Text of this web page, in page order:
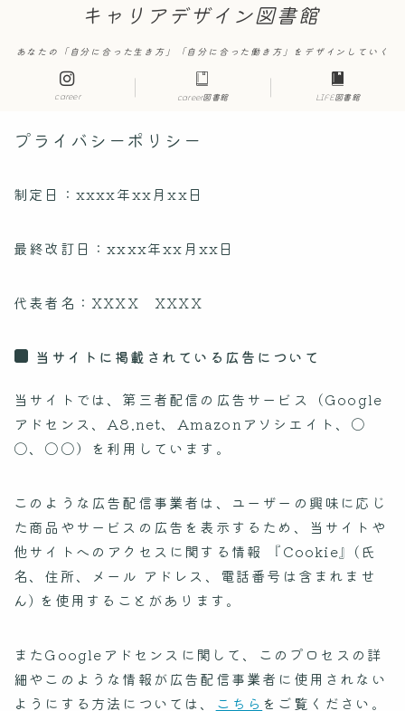
キャリアデザイン図書館
あなたの「自分に合った生き方」「自分に合った働き方」をデザインしていく
career career図書館 LIFE図書館
プライバシーポリシー
制定日：xxxx年xx月xx日
最終改訂日：xxxx年xx月xx日
代表者名：XXXX XXXX
当サイトに掲載されている広告について
当サイトでは、第三者配信の広告サービス（Google
アドセンス、A8.net、Amazonアソシエイト、〇
〇、〇〇）を利用しています。
このような広告配信事業者は、ユーザーの興味に応じ
た商品やサービスの広告を表示するため、当サイトや
他サイトへのアクセスに関する情報 『Cookie』(氏
名、住所、メール アドレス、電話番号は含まれませ
ん) を使用することがあります。
またGoogleアドセンスに関して、このプロセスの詳
細やこのような情報が広告配信事業者に使用されない
ようにする方法については、
こちら をご覧ください。